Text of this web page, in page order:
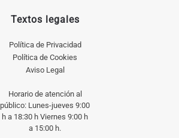
Textos legales
Política de Privacidad
Política de Cookies
Aviso Legal
Horario de atención al
público: Lunes-jueves 9:00
h a 18:30 h Viernes 9:00 h
a 15:00 h.